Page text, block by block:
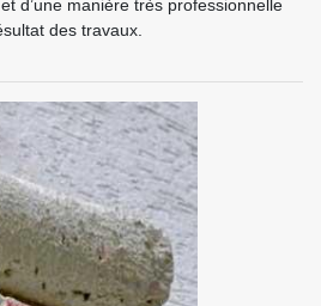
d’une manière très professionnelle
des travaux.